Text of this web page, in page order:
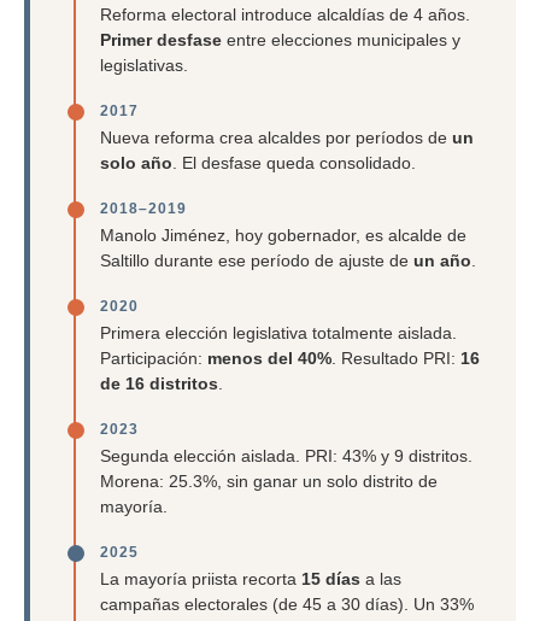
Reforma electoral introduce alcaldías de 4 años.
Primer desfase entre elecciones municipales y
legislativas.
2017
Nueva reforma crea alcaldes por períodos de un
solo año. El desfase queda consolidado.
2018–2019
Manolo Jiménez, hoy gobernador, es alcalde de
Saltillo durante ese período de ajuste de un año.
2020
Primera elección legislativa totalmente aislada.
Participación: menos del 40%. Resultado PRI: 16
de 16 distritos.
2023
Segunda elección aislada. PRI: 43% y 9 distritos.
Morena: 25.3%, sin ganar un solo distrito de
mayoría.
2025
La mayoría priista recorta 15 días a las
campañas electorales (de 45 a 30 días). Un 33%